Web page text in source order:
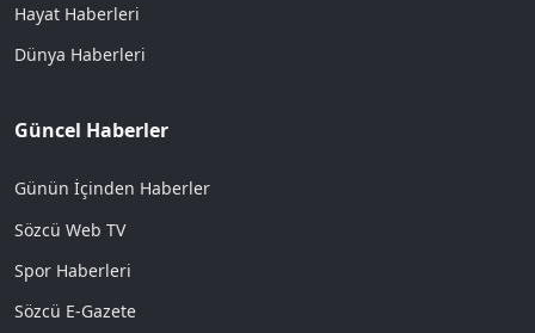
Hayat Haberleri
Dünya Haberleri
Güncel Haberler
Günün İçinden Haberler
Sözcü Web TV
Spor Haberleri
Sözcü E-Gazete